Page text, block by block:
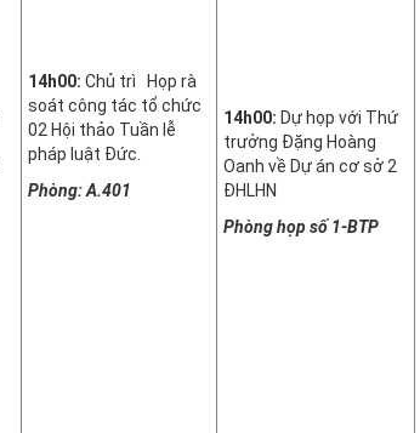
14h00: Chủ trì Họp rà
soát công tác tổ chức
02 Hội thảo Tuần lễ
pháp luật Đức.
Phòng: A.401
14h00: Dự họp với Thứ
trưởng Đặng Hoàng
Oanh về Dự án cơ sở 2
ĐHLHN
Phòng họp số 1-BTP